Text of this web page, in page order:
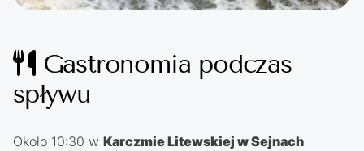
Gastronomia podczas
spływu
Około 10:30 w Karczmie Litewskiej w Sejnach